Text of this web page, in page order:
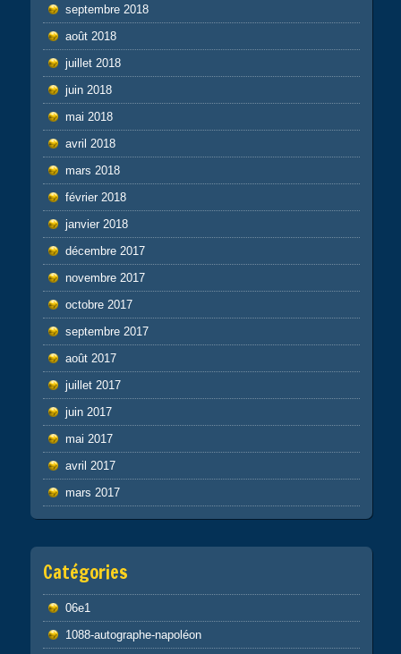
septembre 2018
août 2018
juillet 2018
juin 2018
mai 2018
avril 2018
mars 2018
février 2018
janvier 2018
décembre 2017
novembre 2017
octobre 2017
septembre 2017
août 2017
juillet 2017
juin 2017
mai 2017
avril 2017
mars 2017
Catégories
06e1
1088-autographe-napoléon